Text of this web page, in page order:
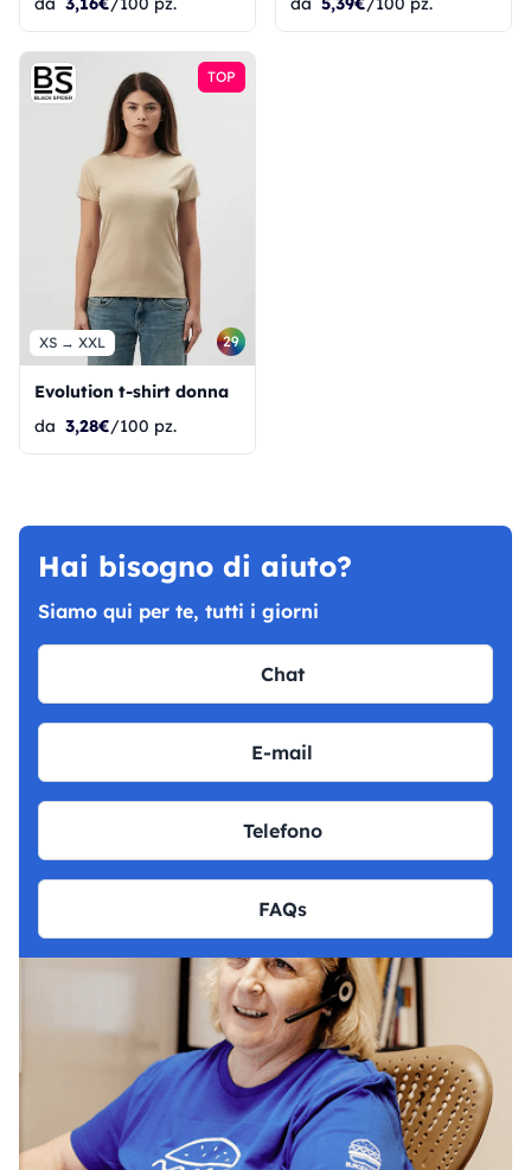
TOP
XS → XXL 29
Evolution t-shirt donna
da 3,28€/100 pz.
Hai bisogno di aiuto?
Siamo qui per te, tutti i giorni
Chat
E-mail
Telefono
FAQs